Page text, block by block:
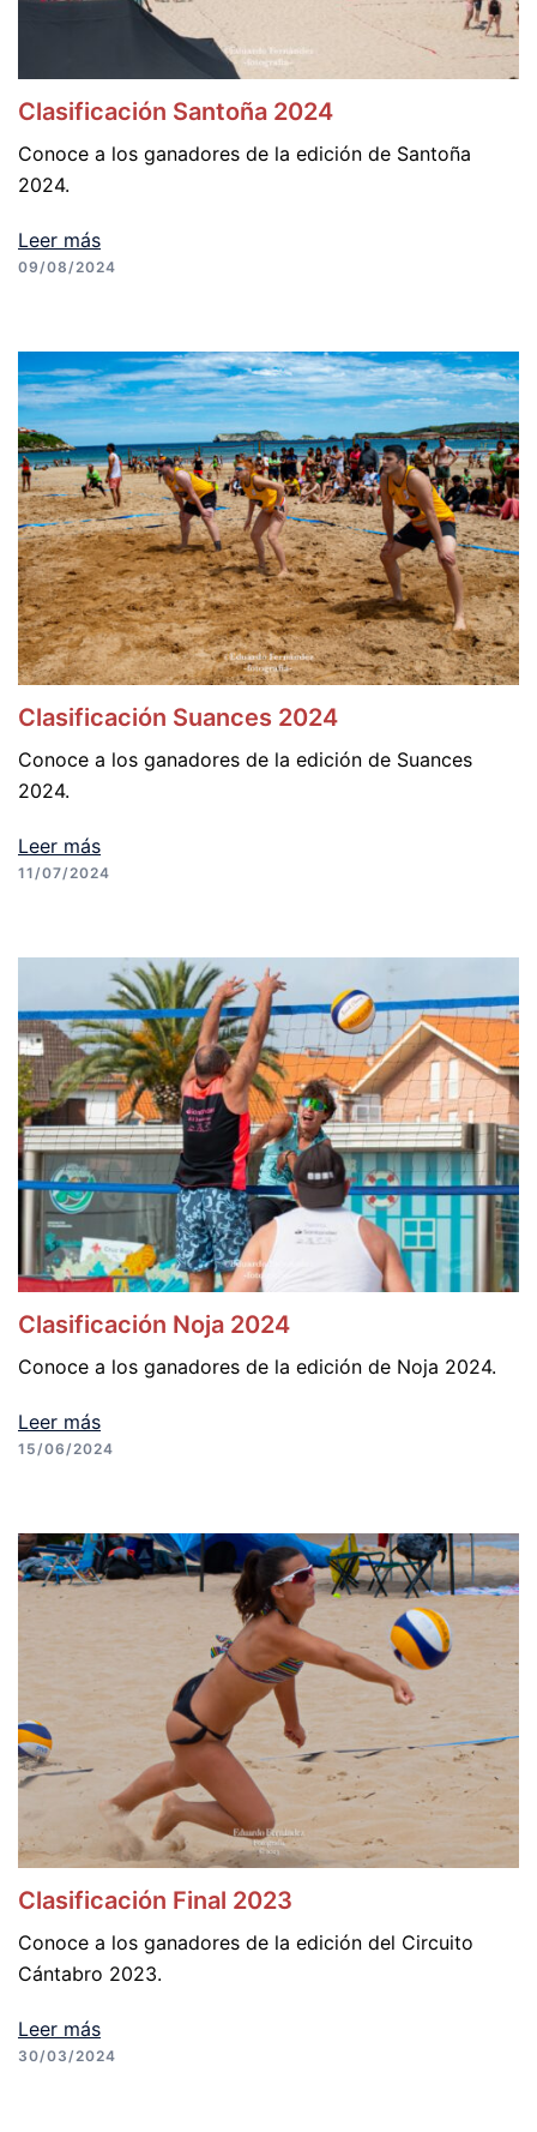
Clasificación Santoña 2024
Conoce a los ganadores de la edición de Santoña
2024.
Leer más
09/08/2024
Clasificación Suances 2024
Conoce a los ganadores de la edición de Suances
2024.
Leer más
11/07/2024
Clasificación Noja 2024
Conoce a los ganadores de la edición de Noja 2024.
Leer más
15/06/2024
Clasificación Final 2023
Conoce a los ganadores de la edición del Circuito
Cántabro 2023.
Leer más
30/03/2024